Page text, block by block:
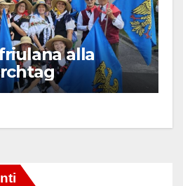
alla